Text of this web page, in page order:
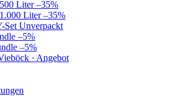
Liter –35%
Liter –35%
Set Unverpackt
–5%
–5%
· Angebot